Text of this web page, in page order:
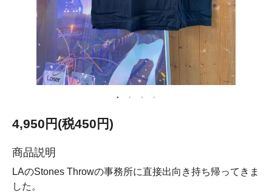
4,950円(税450円)
商品説明
LAのStones Throwの事務所に直接出向き持ち帰ってきま
した。